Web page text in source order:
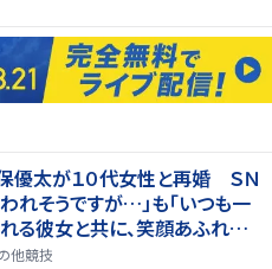
優太が１０代女性と再婚 ＳＮ
れそうですが…」も「いつも一
る彼女と共に、笑顔あふれる
い」
他競技